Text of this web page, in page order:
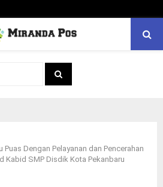
Puas Dengan Pelayanan dan Pencerahan
Kabid SMP Disdik Kota Pekanbaru